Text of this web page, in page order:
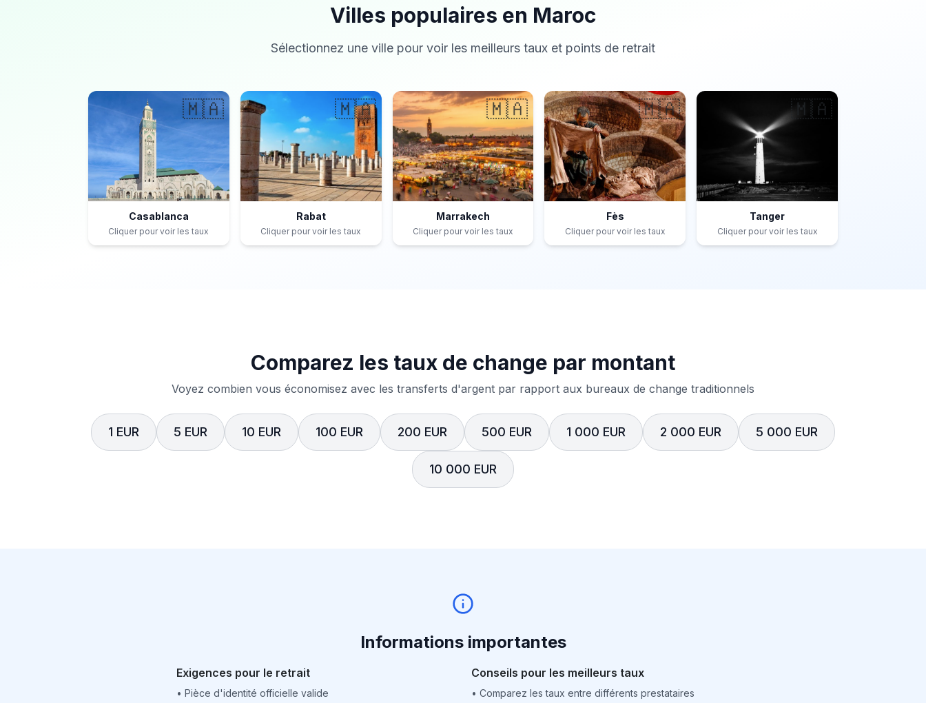
Villes populaires en Maroc
Sélectionnez une ville pour voir les meilleurs taux et points de retrait
🇲🇦
Casablanca
Cliquer pour voir les taux
🇲🇦
Rabat
Cliquer pour voir les taux
🇲🇦
Marrakech
Cliquer pour voir les taux
🇲🇦
Fès
Cliquer pour voir les taux
🇲🇦
Tanger
Cliquer pour voir les taux
Comparez les taux de change par montant
Voyez combien vous économisez avec les transferts d'argent par rapport aux bureaux de change traditionnels
1 EUR 5 EUR 10 EUR 100 EUR 200 EUR 500 EUR 1 000 EUR 2 000 EUR 5 000 EUR
10 000 EUR
Informations importantes
Exigences pour le retrait
• Pièce d'identité officielle valide
Conseils pour les meilleurs taux
• Comparez les taux entre différents prestataires